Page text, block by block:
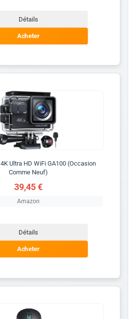
Détails
Acheter
Ultra HD WiFi GA100 (Occasion
Comme Neuf)
39,45 €
Amazon
Détails
Acheter